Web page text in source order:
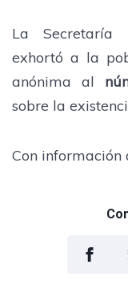
La Secretaría
exhortó a la
anónima al
sobre la
Con información